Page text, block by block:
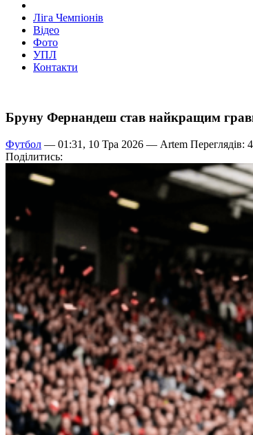
Ліга Чемпіонів
Відео
Фото
УПЛ
Контакти
Бруну Фернандеш став найкращим
Футбол — 01:31, 10 Тра 2026 — Artem Переглядів:
Поділитись: